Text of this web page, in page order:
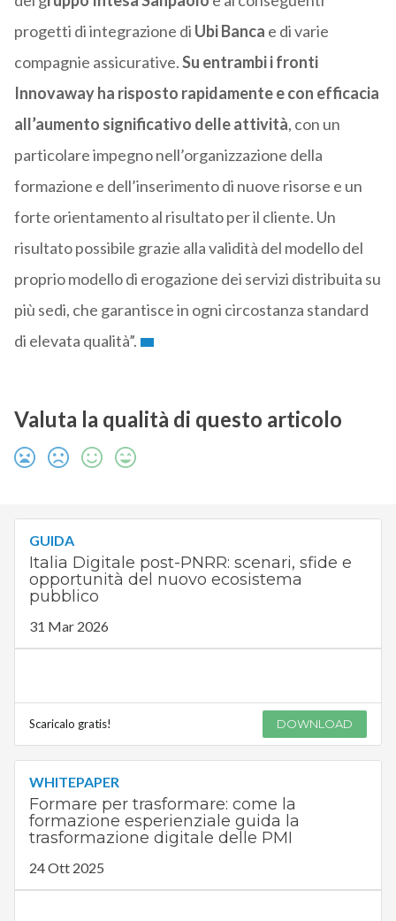
progetti di integrazione di Ubi Banca e di varie
compagnie assicurative.Su entrambi i fronti
Innovaway ha risposto rapidamente e con efficacia
all’aumento significativo delle attività, con un
particolare impegno nell’organizzazione della
formazione e dell’inserimento di nuove risorse e un
forte orientamento al risultato per il cliente. Un
risultato possibile grazie alla validità del modello del
proprio modello di erogazione dei servizi distribuita su
più sedi, che garantisce in ogni circostanza standard
di elevata qualità”.
Valuta la qualità di questo articolo
GUIDA
Italia Digitale post-PNRR: scenari, sfide e
opportunità del nuovo ecosistema
pubblico
31 Mar 2026
Scaricalo gratis! DOWNLOAD
WHITEPAPER
Formare per trasformare: come la
formazione esperienziale guida la
trasformazione digitale delle PMI
24 Ott 2025